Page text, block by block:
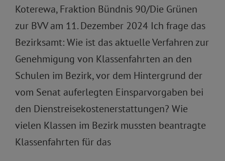
Koterewa, Fraktion Bündnis 90/Die Grünen
zur BVV am 11. Dezember 2024 Ich frage das
Bezirksamt: Wie ist das aktuelle Verfahren zur
Genehmigung von Klassenfahrten an den
Schulen im Bezirk, vor dem Hintergrund der
vom Senat auferlegten Einsparvorgaben bei
den Dienstreisekostenerstattungen? Wie
vielen Klassen im Bezirk mussten beantragte
Klassenfahrten für das